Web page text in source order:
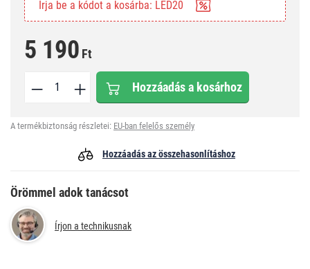
Írja be a kódot a kosárba: LED20
5 190 Ft
Hozzáadás a kosárhoz
A termékbiztonság részletei: EU-ban felelős személy
Hozzáadás az összehasonlításhoz
Örömmel adok tanácsot
Írjon a technikusnak